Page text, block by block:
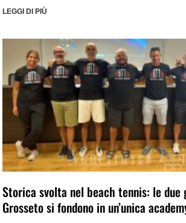
LEGGI DI PIÙ
Storica svolta nel beach tennis: le due
Grosseto si fondono in un’unica